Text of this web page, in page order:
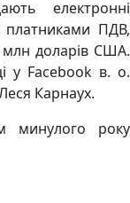
електронні
платниками ПДВ,
млн доларів США.
у Facebook в. о.
Карнаух.
минулого року